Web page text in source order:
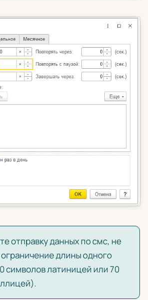
отправку данных по смс, не
длины одного
символов латиницей или 70